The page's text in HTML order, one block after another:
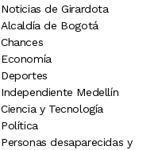
Noticias de Girardota
Alcaldía de Bogotá
Chances
Economía
Deportes
Independiente Medellín
Ciencia y Tecnología
Política
Personas desaparecidas y